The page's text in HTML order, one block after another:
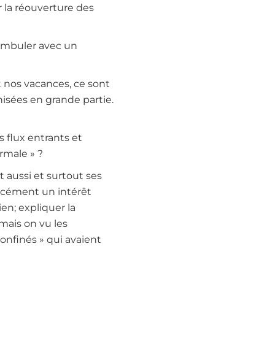
la réouverture des
avec un
vacances, ce sont
en grande partie.
flux entrants et
» ?
aussi et surtout ses
un intérêt
expliquer la
on vu les
» qui avaient